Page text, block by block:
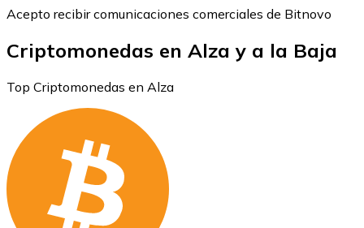
Acepto recibir comunicaciones comerciales de Bitnovo
Criptomonedas en Alza y a la Baja
Top Criptomonedas en Alza